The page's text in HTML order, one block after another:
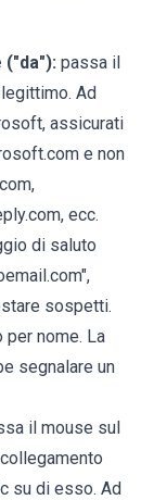
passa il
Ad
assicurati
e non
ecc.
di saluto
sospetti.
per nome. La
segnalare un
il mouse sul
su di esso. Ad